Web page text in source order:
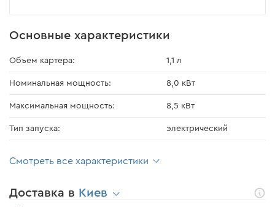
Основные характеристики
Объем картера: 1,1 л
Номинальная мощность: 8,0 кВт
Максимальная мощность: 8,5 кВт
Тип запуска: электрический
Смотреть все характеристики
Доставка в Киев